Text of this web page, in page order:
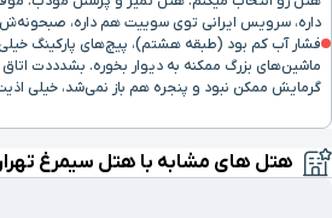
پل طبیعت ۹ دقیقه با خودرو (۵ کیلومتر و ۳۱ متر)
بلوار شریعتی ۱۰ دقیقه با خودرو (۵ کیلومتر و ۴۲ متر)
رستوران اسفندیار ۹ دقیقه با خودرو (۵ کیلومتر و ۷۷ متر)
داره، سرویس ایرانی توی سوییت هم داره،
فشار آب کم بود (طبقه هشتم)، پیچ‌های پارکینگ
ماشین‌های بزرگ ممکنه به دیوار بخوره. بشدددت
گرمایش ممکن نبود و پنجره هم باز نمی‌شد، خیلی
هتل های مشابه با هتل سیمرغ